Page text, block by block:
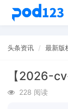
头条资讯 最新版
【2026-
228 阅读